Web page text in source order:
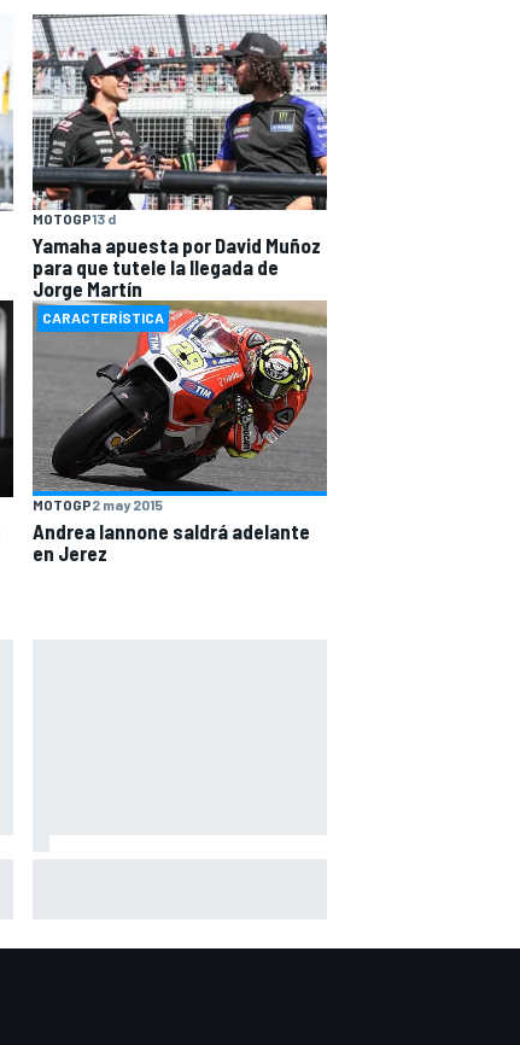
MOTOGP13 d
Yamaha apuesta por David Muñoz
para que tutele la llegada de
Jorge Martín
CARACTERÍSTICA
MOTOGP2 may 2015
Andrea Iannone saldrá adelante
en Jerez
10"